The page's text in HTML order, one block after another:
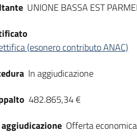
UNIONE BASSA EST
(esonero contributo ANAC)
In aggiudicazione
482.865,34 €
Offerta